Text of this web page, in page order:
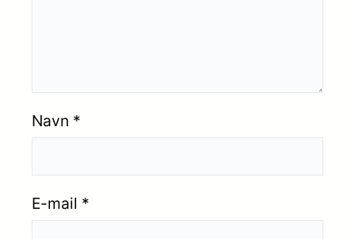
Navn *
E-mail *